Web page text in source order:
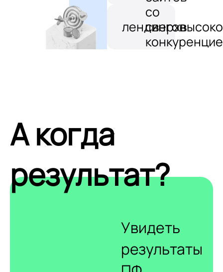
лендингов
со
А когда
результат?
Увидеть
результаты